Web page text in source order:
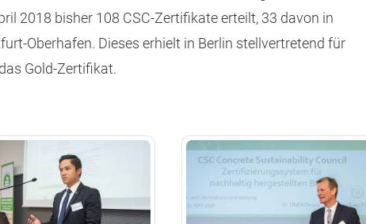
2018 bisher 108 CSC-Zertifikate erteilt, 33 davon in
Oberhafen. Dieses erhielt in Berlin stellvertretend für
Gold-Zertifikat.